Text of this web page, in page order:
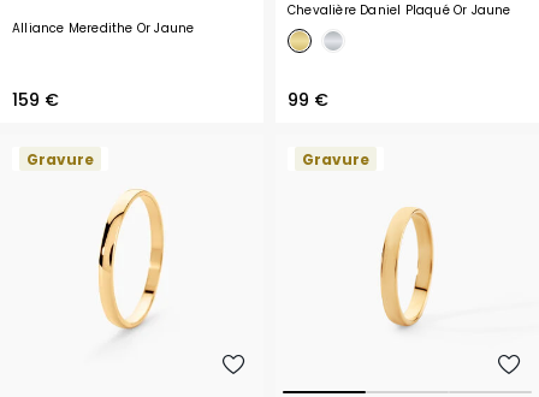
Alliance Meredithe Or Jaune
159 €
Chevalière Daniel Plaqué Or Jaune
99 €
Gravure Gravure